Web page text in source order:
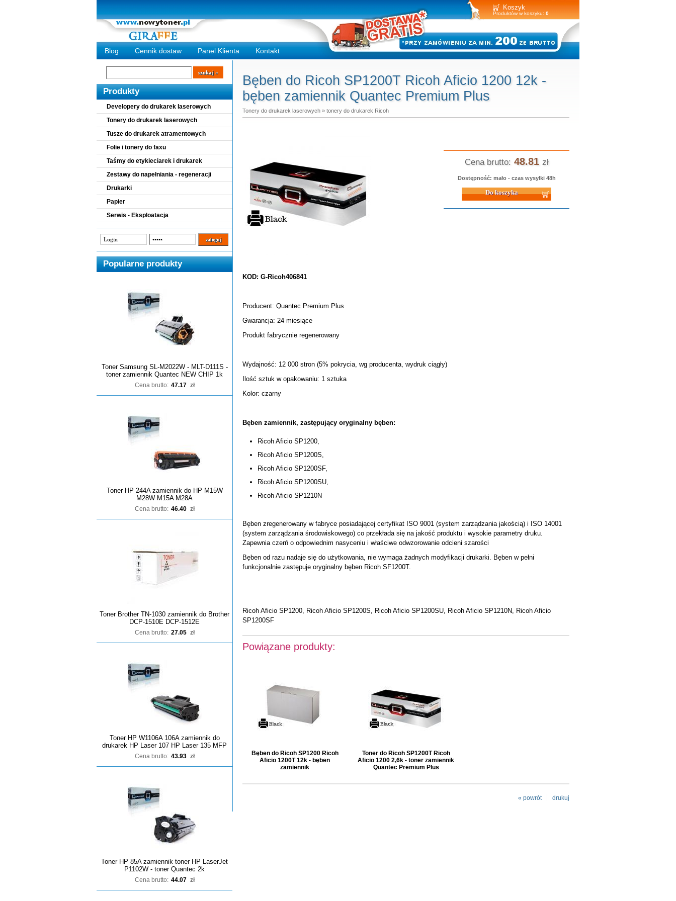
Koszyk
Produktów w koszyku: 0
Blog Cennik dostaw Panel Klienta Kontakt
Wyszukiwarka
szukaj
Produkty
Developery do drukarek laserowych
Tonery do drukarek laserowych
Tusze do drukarek atramentowych
Folie i tonery do faxu
Taśmy do etykieciarek i drukarek
Zestawy do napełniania - regeneracji
Drukarki
Papier
Serwis - Eksploatacja
Popularne produkty
Toner Samsung SL-M2022W - MLT-D111S -
toner zamiennik Quantec NEW CHIP 1k
Cena brutto: 47.17 zł
Toner HP 244A zamiennik do HP M15W
M28W M15A M28A
Cena brutto: 46.40 zł
Toner Brother TN-1030 zamiennik do Brother
DCP-1510E DCP-1512E
Cena brutto: 27.05 zł
Toner HP W1106A 106A zamiennik do
drukarek HP Laser 107 HP Laser 135 MFP
Cena brutto: 43.93 zł
Toner HP 85A zamiennik toner HP LaserJet
P1102W - toner Quantec 2k
Cena brutto: 44.07 zł
Bęben do Ricoh SP1200T Ricoh Aficio 1200 12k -
bęben zamiennik Quantec Premium Plus
Tonery do drukarek laserowych » tonery do drukarek Ricoh
Cena brutto: 48.81 zł
Dostępność: mało - czas wysyłki 48h
Do koszyka
KOD: G-Ricoh406841
Producent: Quantec Premium Plus
Gwarancja: 24 miesiące
Produkt fabrycznie regenerowany
Wydajność: 12 000 stron (5% pokrycia, wg producenta, wydruk ciągły)
Ilość sztuk w opakowaniu: 1 sztuka
Kolor: czarny
Bęben zamiennik, zastępujący oryginalny bęben:
Ricoh Aficio SP1200,
Ricoh Aficio SP1200S,
Ricoh Aficio SP1200SF,
Ricoh Aficio SP1200SU,
Ricoh Aficio SP1210N
Bęben zregenerowany w fabryce posiadającej certyfikat ISO 9001 (system zarządzania jakością) i ISO 14001
(system zarządzania środowiskowego) co przekłada się na jakość produktu i wysokie parametry druku.
Zapewnia czerń o odpowiednim nasyceniu i właściwe odwzorowanie odcieni szarości
Bęben od razu nadaje się do użytkowania, nie wymaga żadnych modyfikacji drukarki. Bęben w pełni
funkcjonalnie zastępuje oryginalny bęben Ricoh SF1200T.
Ricoh Aficio SP1200, Ricoh Aficio SP1200S, Ricoh Aficio SP1200SU, Ricoh Aficio SP1210N, Ricoh Aficio
SP1200SF
Powiązane produkty:
Bęben do Ricoh SP1200 Ricoh
Aficio 1200T 12k - bęben
zamiennik
Toner do Ricoh SP1200T Ricoh
Aficio 1200 2,6k - toner zamiennik
Quantec Premium Plus
drukuj
« powrót